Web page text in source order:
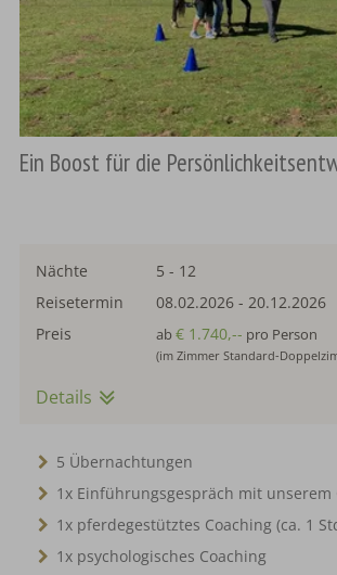
Ein Boost für die
Nächte
5 - 12
Reisetermin
08.02.2026 -20.12.2026
Preis
ab€ 1.740,-- pro Person
(im Zimmer Standard-
Details
5 Übernachtungen
1x Einführungsgespräch mit unserem
1x pferdegestütztes Coaching (ca. 1
1x psychologisches Coaching